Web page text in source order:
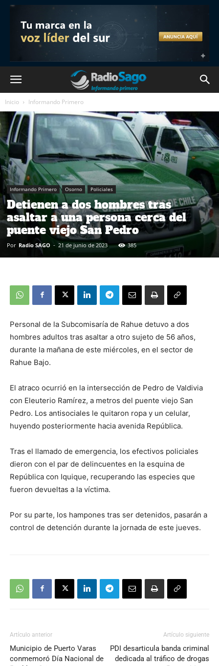
Inicio Informando Primero
Informando Primero Osorno Policiales
Detienen a dos hombres tras
asaltar a una persona cerca del
puente viejo San Pedro
Por Radio SAGO - 21 de junio de 2023 385
Personal de la Subcomisaría de Rahue detuvo a dos
hombres adultos tras asaltar a otro sujeto de 56 años,
durante la mañana de este miércoles, en el sector de
Rahue Bajo.
El atraco ocurrió en la intersección de Pedro de Valdivia
con Eleuterio Ramírez, a metros del puente viejo San
Pedro. Los antisociales le quitaron ropa y un celular,
huyendo posteriormente hacia avenida República.
Tras el llamado de emergencia, los efectivos policiales
dieron con el par de delincuentes en la esquina de
República con Iquique, recuperando las especies que
fueron devueltas a la víctima.
Por su parte, los hampones tras ser detenidos, pasarán a
control de detención durante la jornada de este jueves.
Artículo anterior
Municipio de Puerto Varas
conmemoró Día Nacional de
Artículo siguiente
PDI desarticula banda criminal
dedicada al tráfico de drogas